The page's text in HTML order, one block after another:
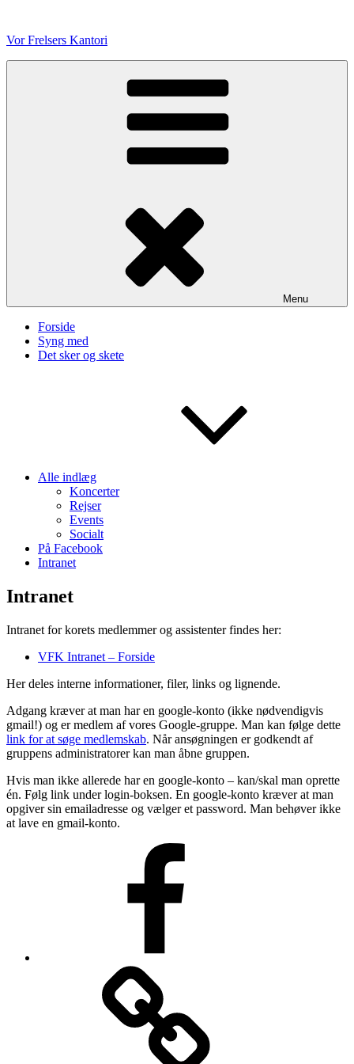
indhold
Vor Frelsers Kantori
Menu
Forside
Syng med
Det sker og skete
Alle indlæg
Koncerter
Rejser
Events
Socialt
På Facebook
Intranet
Intranet
Intranet for korets medlemmer og assistenter findes her:
VFK Intranet – Forside
Her deles interne informationer, filer, links og lignende.
Adgang kræver at man har en google-konto (ikke nødvendigvis
gmail!) og er medlem af vores Google-gruppe. Man kan følge dette
link for at søge medlemskab. Når ansøgningen er godkendt af
gruppens administratorer kan man åbne gruppen.
Hvis man ikke allerede har en google-konto – kan/skal man oprette
én. Følg link under login-boksen. En google-konto kræver at man
opgiver sin emailadresse og vælger et password. Man behøver ikke
at lave en gmail-konto.